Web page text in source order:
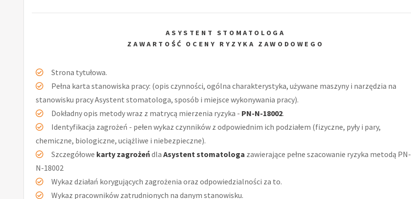
ASYSTENT STOMATOLOGA
ZAWARTOŚĆ OCENY RYZYKA ZAWODOWEGO
Strona tytułowa.
Pełna karta stanowiska pracy: (opis czynności, ogólna charakterystyka, używane maszyny i narzędzia na
stanowisku pracy Asystent stomatologa, sposób i miejsce wykonywania pracy).
Dokładny opis metody wraz z matrycą mierzenia ryzyka - PN-N-18002.
Identyfikacja zagrożeń - pełen wykaz czynników z odpowiednim ich podziałem (fizyczne, pyły i pary,
chemiczne, biologiczne, uciążliwe i niebezpieczne).
Szczegółowe karty zagrożeńdla Asystent stomatologa zawierające pełne szacowanie ryzyka metodą PN-
N-18002
Wykaz działań korygujących zagrożenia oraz odpowiedzialności za to.
Wykaz pracowników zatrudnionych na danym stanowisku.